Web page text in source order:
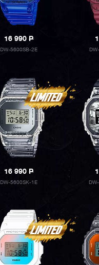
16 990P
DW-5600SB-2E
16 990P
DW-5600SK-1E